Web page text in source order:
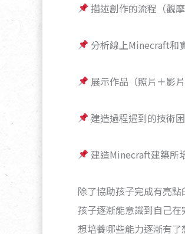
描述創作的流程（觀
分析線上Minecraft和
展示作品（照片＋影片
建造過程遇到的技術
建造Minecraft建築所
除了協助孩子完成有亮
孩子逐漸能意識到自己
想培養哪些能力逐漸有了